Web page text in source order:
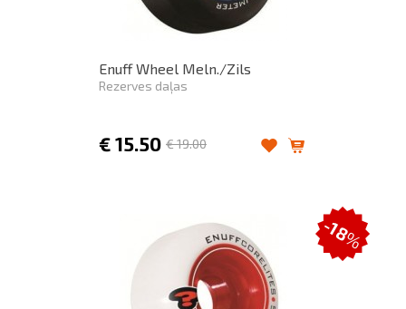
Enuff Wheel Meln./Zils
Rezerves daļas
€ 15.50 €19.00
-18%